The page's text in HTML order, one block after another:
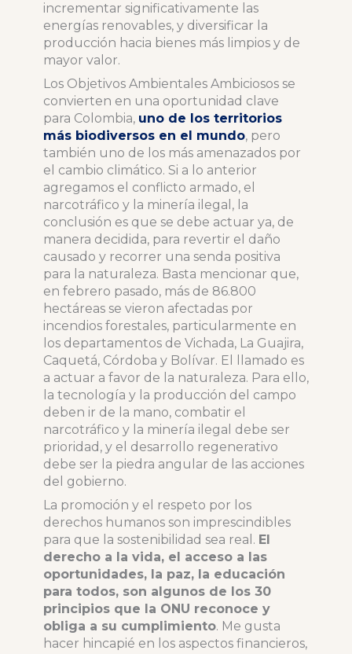
incrementar significativamente las
energías renovables, y diversificar la
producción hacia bienes más limpios y de
mayor valor.
Los Objetivos Ambientales Ambiciosos se
convierten en una oportunidad clave
para Colombia, uno de los territorios
más biodiversos en el mundo, pero
también uno de los más amenazados por
el cambio climático. Si a lo anterior
agregamos el conflicto armado, el
narcotráfico y la minería ilegal, la
conclusión es que se debe actuar ya, de
manera decidida, para revertir el daño
causado y recorrer una senda positiva
para la naturaleza. Basta mencionar que,
en febrero pasado, más de 86.800
hectáreas se vieron afectadas por
incendios forestales, particularmente en
los departamentos de Vichada, La Guajira,
Caquetá, Córdoba y Bolívar. El llamado es
a actuar a favor de la naturaleza. Para ello,
la tecnología y la producción del campo
deben ir de la mano, combatir el
narcotráfico y la minería ilegal debe ser
prioridad, y el desarrollo regenerativo
debe ser la piedra angular de las acciones
del gobierno.
La promoción y el respeto por los
derechos humanos son imprescindibles
para que la sostenibilidad sea real. El
derecho a la vida, el acceso a las
oportunidades, la paz, la educación
para todos, son algunos de los 30
principios que la ONU reconoce y
obliga a su cumplimiento. Me gusta
hacer hincapié en los aspectos financieros,